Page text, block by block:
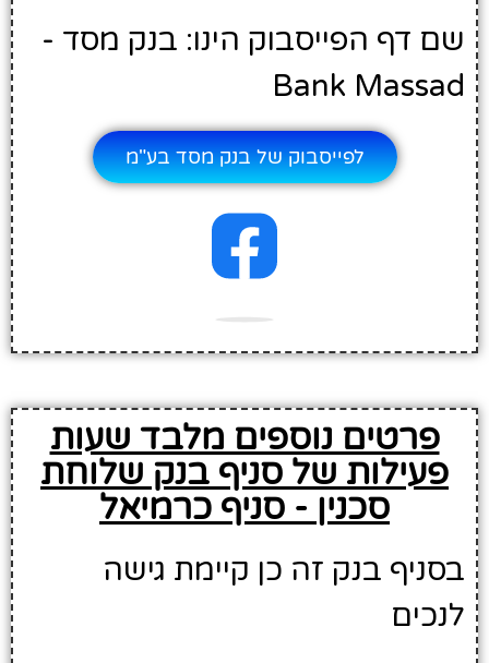
שם דף הפייסבוק הינו: בנק מסד -
Bank Massad
לפייסבוק של בנק מסד בע"מ
פרטים נוספים מלבד שעות
פעילות של סניף בנק שלוחת
סכנין - סניף כרמיאל
בסניף בנק זה כן קיימת גישה
לנכים